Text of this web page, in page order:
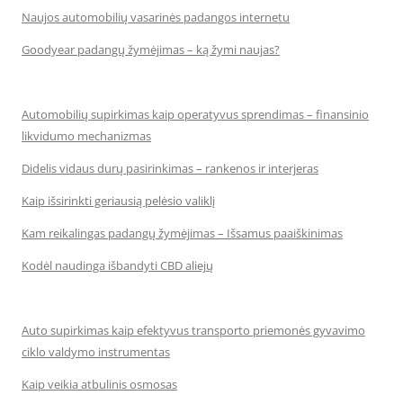
Naujos automobilių vasarinės padangos internetu
Goodyear padangų žymėjimas – ką žymi naujas?
Automobilių supirkimas kaip operatyvus sprendimas – finansinio
likvidumo mechanizmas
Didelis vidaus durų pasirinkimas – rankenos ir interjeras
Kaip išsirinkti geriausią pelėsio valiklį
Kam reikalingas padangų žymėjimas – Išsamus paaiškinimas
Kodėl naudinga išbandyti CBD aliejų
Auto supirkimas kaip efektyvus transporto priemonės gyvavimo
ciklo valdymo instrumentas
Kaip veikia atbulinis osmosas